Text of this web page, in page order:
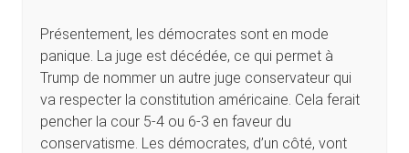
Présentement, les démocrates sont en mode
panique. La juge est décédée, ce qui permet à
Trump de nommer un autre juge conservateur qui
va respecter la constitution américaine. Cela ferait
pencher la cour 5-4 ou 6-3 en faveur du
conservatisme. Les démocrates, d’un côté, vont